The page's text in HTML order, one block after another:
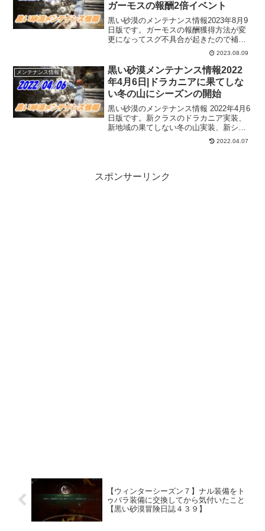
ガーモスの報酬2倍イベント
黒い砂漠のメンテナンス情報2023年8月9
日版です。ガーモスの報酬獲得方法が変
更になってスグ不具合が起きたので補填
の意味なのか報酬2倍イベントが始まりま
す。そして、シーズンの時に「あったら
いいな…」と思ってた狩り場のマルニの
密室が追加されてます。
2023.08.09
メンテナンス情報
黒い砂漠メンテナンス情報2022
年4月6日|ドラカニアに果てしな
い冬の山にシーズンの開始
黒い砂漠のメンテナンス情報 2022年4月6
日版です。新クラスのドラカニア実装、
新地域の果てしない冬の山実装、新シー
ズンのスタートと、春らしく新しい事が
目白押しとなっております。ラブレスカ
2022.04.07
スポンサーリンク
【ウィンターシーズン７】ナル装備をト
ゥバラ装備に交換してから気付いたこと
【黒い砂漠冒険日誌４３９】